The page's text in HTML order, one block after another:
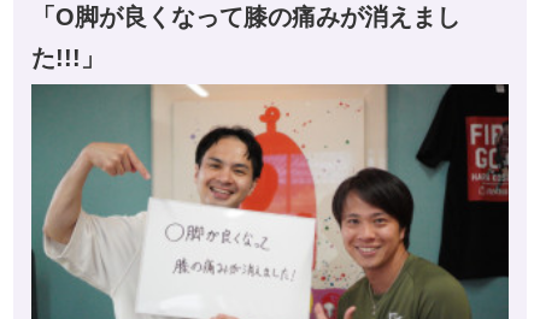
「O脚が良くなって膝の痛みが消えまし
た!!!」